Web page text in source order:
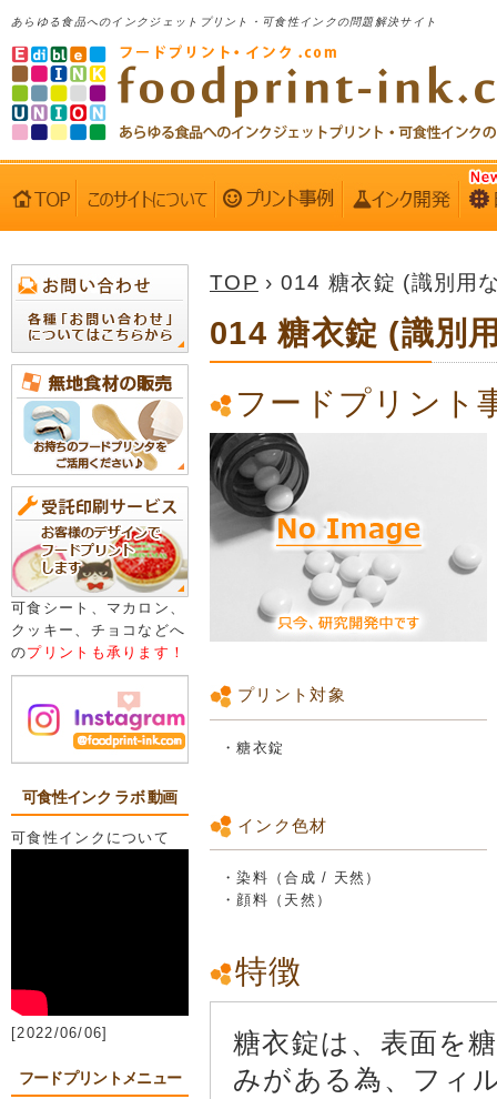
あらゆる食品へのインクジェットプリント・可食性インクの問題解決サイト
可食シート、マカロン、
クッキー、チョコなどへ
のプリントも承ります！
可食性インク ラボ 動画
可食性インクについて
[2022/06/06]
フードプリントメニュー
TOP › 014 糖衣錠 (識別用
014 糖衣錠 (識別
フードプリント
プリント対象
・糖衣錠
インク色材
・染料（合成 / 天然）
・顔料（天然）
特徴
糖衣錠は、表面を
みがある為、フィ